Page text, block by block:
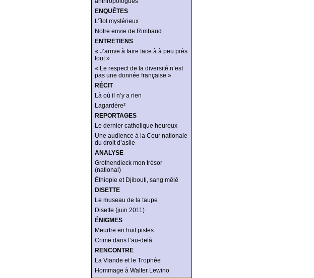
ENQUÊTES
L’îlot mystérieux
Notre envie de Rimbaud
ENTRETIENS
« J’arrive à faire face à à peu près
tout »
« Le respect de la diversité n’est
pas une donnée française »
RÉCIT
Là où il n’y a rien
Lagardère²
REPORTAGES
Le dernier catholique heureux
Une audience à la Cour nationale
du droit d’asile
ANALYSE
Grothendieck mon trésor
(national)
Éthiopie et Djibouti, sang mêlé
DISETTE
Le museau de la taupe
Disette (juin 2011)
ÉNIGMES
Meurtre en huit pistes
Crime dans l’au-delà
RENCONTRE
La Viande et le Trophée
Hommage à Walter Lewino